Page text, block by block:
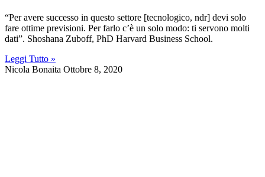
“Per avere successo in questo settore [tecnologico, ndr] devi solo
fare ottime previsioni. Per farlo c’è un solo modo: ti servono molti
dati”. Shoshana Zuboff, PhD Harvard Business School.
Leggi Tutto »
Nicola Bonaita Ottobre 8, 2020